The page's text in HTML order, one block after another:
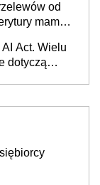
od
mamy
Act. Wielu
dotyczą